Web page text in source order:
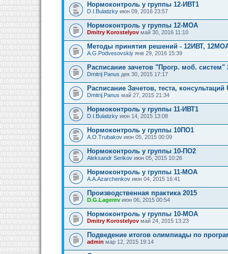
Нормоконтроль у группы 12-ИВТ1
D.I.Bulatizky июн 09, 2016 23:57
Нормоконтроль у группы 12-МОА
Dmitry Korostelyov май 30, 2016 11:10
Методы принятия решений - 12ИВТ,
A.G.Podvesovskiy янв 29, 2016 15:39
Расписание зачетов "Прогр. моб. систем"
Dmitrij Panus дек 30, 2015 17:17
Расписание Зачетов, теста, консультаций
Dmitrij Panus май 27, 2015 21:34
Нормоконтроль у группы 11-ИВТ1
D.I.Bulatizky июн 14, 2015 13:08
Нормоконтроль у группы 10ПО1
A.O.Trubakov июн 05, 2015 00:09
Нормоконтроль у группы 10-ПО2
Aleksandr Serikov июн 05, 2015 10:26
Нормоконтроль у группы 11-МОА
A.A.Azarchenkov июн 04, 2015 16:41
Производственная практика 2015
D.G.Lagerev июн 06, 2015 00:54
Нормоконтроль у группы 10-МОА
Dmitry Korostelyov май 24, 2015 13:23
Подведение итогов олимпиады по
admin мар 12, 2015 19:14